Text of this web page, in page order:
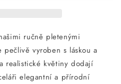
ručně pletenými
pečlivě vyroben s láskou a
realistické květiny dodají
elegantní a přírodní